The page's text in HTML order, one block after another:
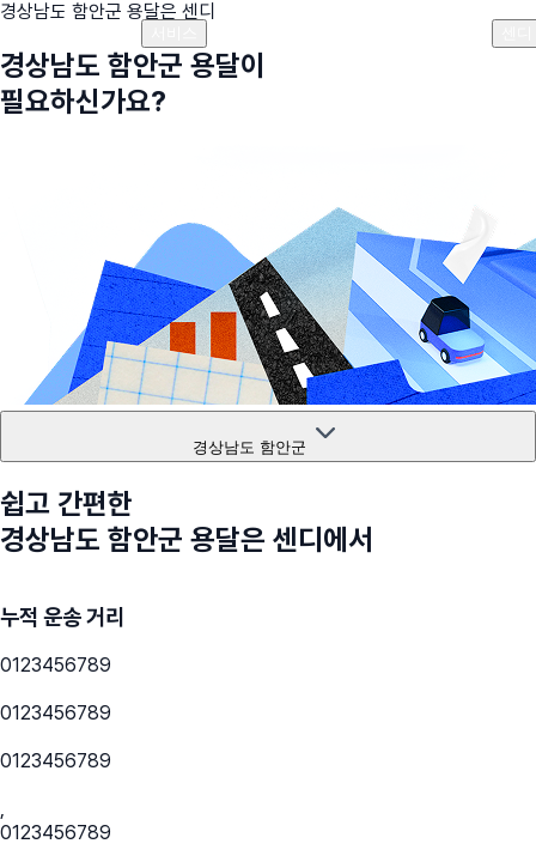
경상남도 함안군 용달은 센디
경상남도 함안군 용달이
필요하신가요?
경상남도 함안군
쉽고 간편한
경상남도 함안군 용달은 센디에서
누적 운송 거리
0123456789
0123456789
0123456789
,
0123456789